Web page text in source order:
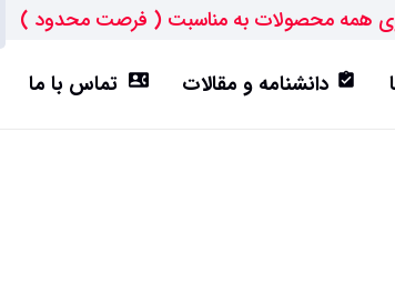
همه محصولات به مناسبت ( فرصت محدود )
assignment_turned_in دانشنامه و مقالات contact_phone تماس با ما